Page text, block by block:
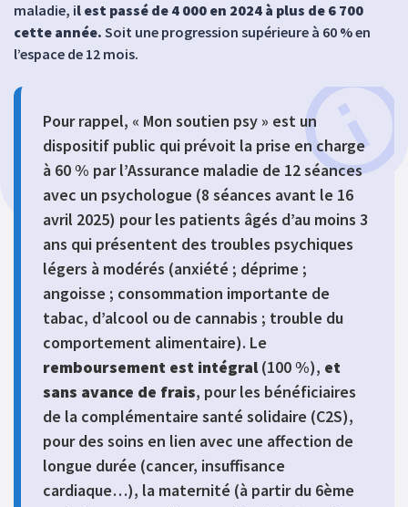
maladie, il est passé de 4 000 en 2024 à plus de 6 700
cette année. Soit une progression supérieure à 60 % en
l’espace de 12 mois.
Pour rappel, « Mon soutien psy » est un
dispositif public qui prévoit la prise en charge
à 60 % par l’Assurance maladie de 12 séances
avec un psychologue (8 séances avant le 16
avril 2025) pour les patients âgés d’au moins 3
ans qui présentent des troubles psychiques
légers à modérés (anxiété ; déprime ;
angoisse ; consommation importante de
tabac, d’alcool ou de cannabis ; trouble du
comportement alimentaire). Le
remboursement est intégral(100 %), et
sans avance de frais, pour les bénéficiaires
de la complémentaire santé solidaire (C2S),
pour des soins en lien avec une affection de
longue durée (cancer, insuffisance
cardiaque…), la maternité (à partir du 6ème